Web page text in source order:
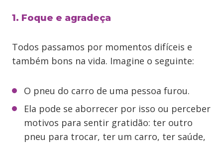
1. Foque e agradeça
Todos passamos por momentos difíceis e
também bons na vida. Imagine o seguinte:
O pneu do carro de uma pessoa furou.
Ela pode se aborrecer por isso ou perceber
motivos para sentir gratidão: ter outro
pneu para trocar, ter um carro, ter saúde,